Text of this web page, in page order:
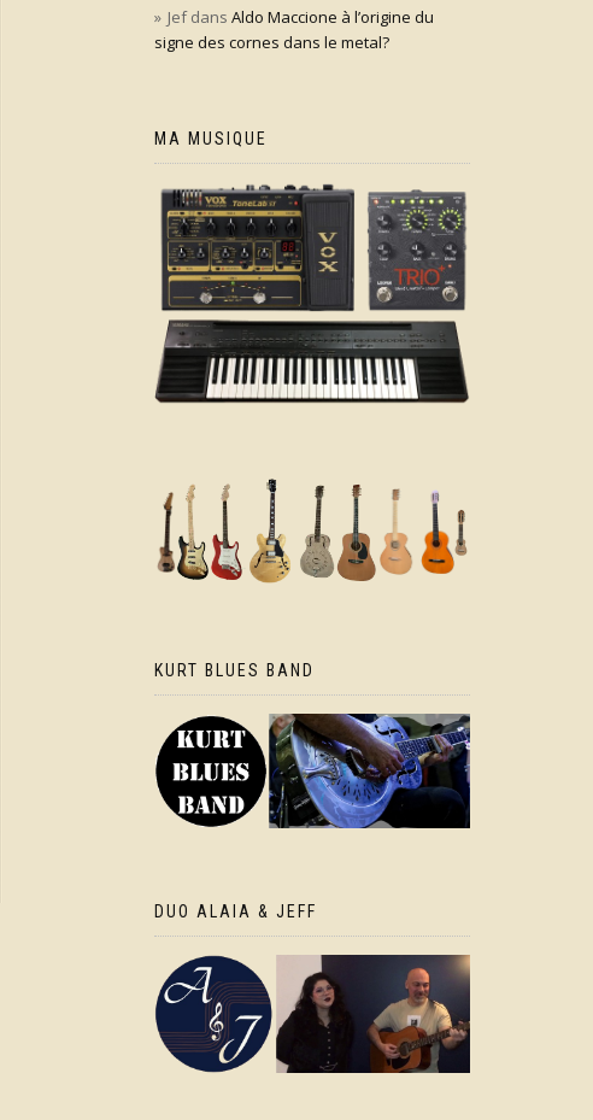
Jefdans Aldo Maccione à l’origine du
signe des cornes dans le metal?
MA MUSIQUE
KURT BLUES BAND
DUO ALAIA & JEFF